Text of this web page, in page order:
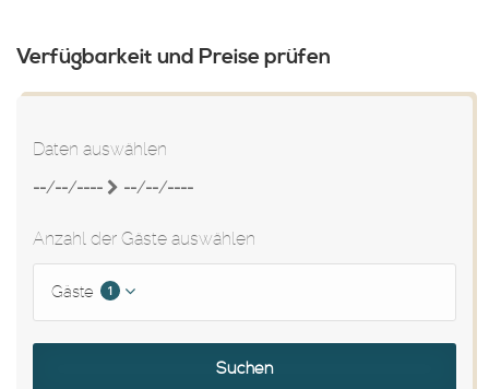
Verfügbarkeit und Preise prüfen
Daten auswählen
--/--/---- --/--/----
Anzahl der Gäste auswählen
Gäste 1
Suchen